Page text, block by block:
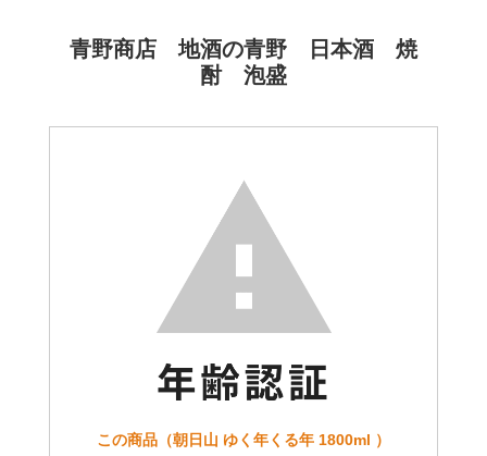
青野商店 地酒の青野 日本酒 焼
酎 泡盛
この商品（朝日山 ゆく年くる年 1800ml ）